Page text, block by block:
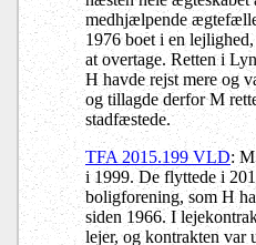
medhjælpende
1976 boet i en
at overtage. Retten i
H havde rejst mere og
og tillagde derfor M
stadfæstede.
TFA 2015.199 VLD:
i 1999. De flyttede i
boligforening, som H
siden 1966. I
lejer, og kontrakten var